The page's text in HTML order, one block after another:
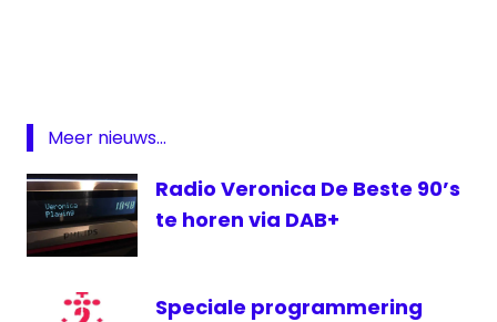
prix
Radio
Meer nieuws...
Radio Veronica De Beste 90’s
te horen via DAB+
Speciale programmering